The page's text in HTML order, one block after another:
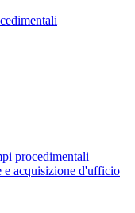
procedimentali
acquisizione d'ufficio